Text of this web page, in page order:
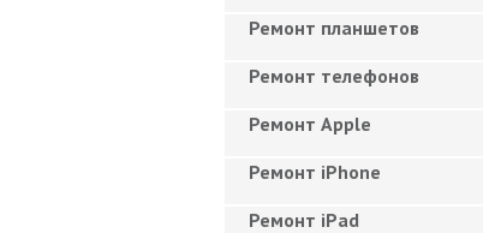
Ремонт планшетов
Ремонт телефонов
Ремонт Apple
Ремонт iPhone
Ремонт iPad